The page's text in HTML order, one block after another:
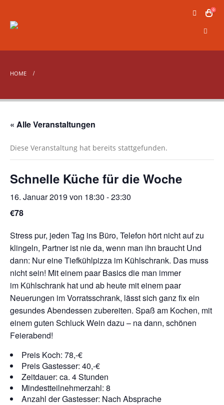
0
HOME
« Alle Veranstaltungen
Diese Veranstaltung hat bereits stattgefunden.
Schnelle Küche für die Woche
16. Januar 2019 von 18:30 -23:30
€78
Stress pur, jeden Tag ins Büro, Telefon hört nicht auf zu
klingeln, Partner ist nie da, wenn man ihn braucht Und
dann: Nur eine Tiefkühlpizza im Kühlschrank. Das muss
nicht sein! Mit einem paar Basics die man immer
im Kühlschrank hat und ab heute mit einem paar
Neuerungen im Vorratsschrank, lässt sich ganz fix ein
gesundes Abendessen zubereiten. Spaß am Kochen, mit
einem guten Schluck Wein dazu – na dann, schönen
Feierabend!
Preis Koch: 78,-€
Preis Gastesser: 40,-€
Zeitdauer: ca. 4 Stunden
Mindestteilnehmerzahl: 8
Anzahl der Gastesser: Nach Absprache